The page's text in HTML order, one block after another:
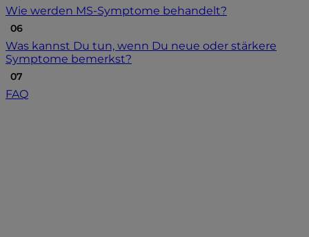
Wie werden MS-Symptome behandelt?
Was kannst Du tun, wenn Du neue oder stärkere
Symptome bemerkst?
FAQ